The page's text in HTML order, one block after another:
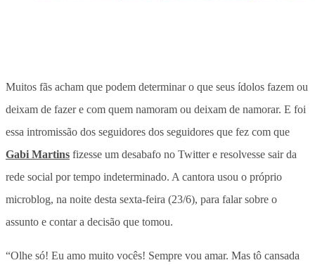
Muitos fãs acham que podem determinar o que seus ídolos fazem ou
deixam de fazer e com quem namoram ou deixam de namorar. E foi
essa intromissão dos seguidores dos seguidores que fez com que
Gabi Martins fizesse um desabafo no Twitter e resolvesse sair da
rede social por tempo indeterminado. A cantora usou o próprio
microblog, na noite desta sexta-feira (23/6), para falar sobre o
assunto e contar a decisão que tomou.
“Olhe só! Eu amo muito vocês! Sempre vou amar. Mas tô cansada